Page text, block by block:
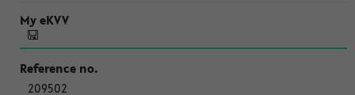
209502